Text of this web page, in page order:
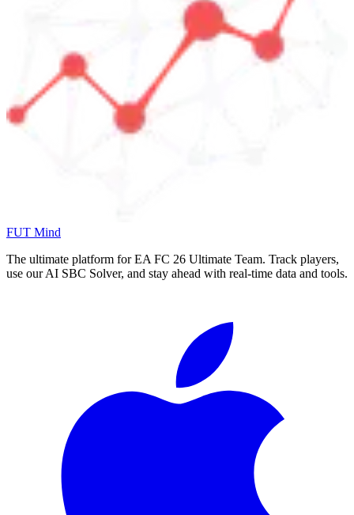
FUT Mind
The ultimate platform for EA FC 26 Ultimate Team. Track players,
use our AI SBC Solver, and stay ahead with real-time data and tools.